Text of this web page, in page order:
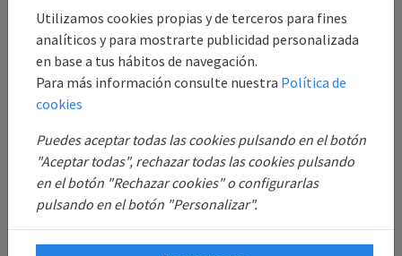
Destacado
Información
Mi Cuenta
Sobre Nosotros
Utilizamos cookies propias y de terceros para fines
analíticos y para mostrarte publicidad personalizada
en base a tus hábitos de navegación.
Para más información consulte nuestra Política de
cookies
Puedes aceptar todas las cookies pulsando en el botón
"Aceptar todas", rechazar todas las cookies pulsando
en el botón "Rechazar cookies" o configurarlas
pulsando en el botón "Personalizar".